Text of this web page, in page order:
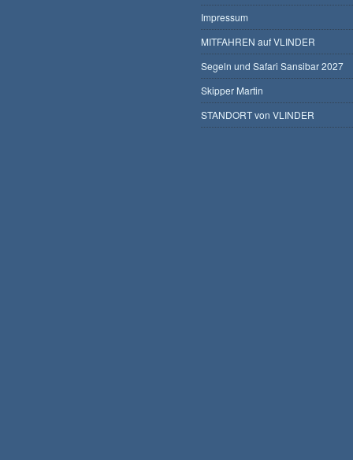
Impressum
MITFAHREN auf VLINDER
Segeln und Safari Sansibar 2027
Skipper Martin
STANDORT von VLINDER